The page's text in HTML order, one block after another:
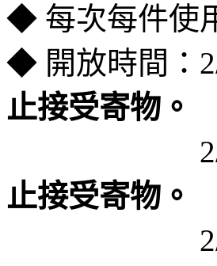
◆ 每次每件使
◆ 開放時間：
止接受寄物。
止接受寄物。